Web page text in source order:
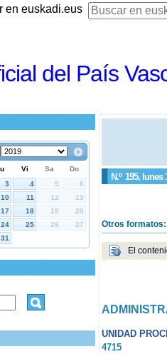
en euskadi.eus
del País
N.º 195, lunes
Otros formatos:
El
UNIDAD
4715